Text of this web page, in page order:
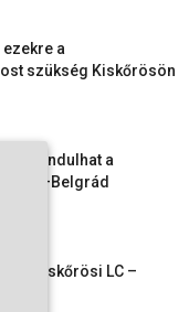
a
szükség Kiskőrösön
újraindulhat a
a Kiskőrösi LC –